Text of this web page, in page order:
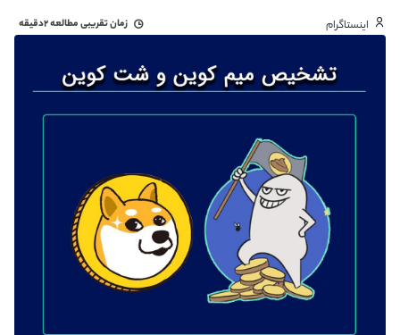
اینستاگرام زمان تقریبی مطالعه۲دقیقه